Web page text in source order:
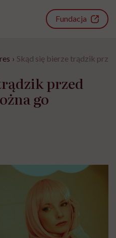
Fundacja
› Skąd się bierze trądzik
przed
go